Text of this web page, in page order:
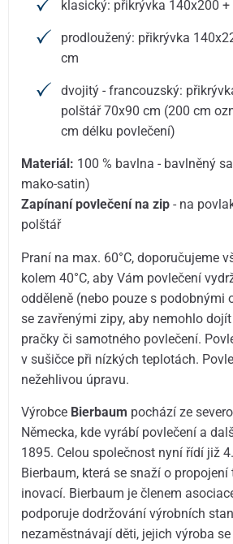
klasický: přikrývka 140x200
prodloužený: přikrývka
cm
dvojitý - francouzský:
polštář 70x90 cm (200 cm
cm délku povlečení)
Materiál: 100 % bavlna - bavlněný
mako-satin)
Zapínaní povlečení na zip - na
polštář
Praní na max. 60°C, doporučujeme
kolem 40°C, aby Vám povlečení
odděleně (nebo pouze s podobnými
se zavřenými zipy, aby nemohlo
pračky či samotného povlečení.
v sušičce při nízkých teplotách.
nežehlivou úpravu.
Výrobce Bierbaum pochází ze
Německa, kde vyrábí povlečení a
1895. Celou společnost nyní řídí již
Bierbaum, která se snaží o propojení
inovací. Bierbaum je členem
podporuje dodržování výrobních
nezaměstnávají děti, jejich výroba